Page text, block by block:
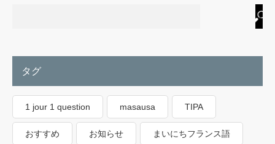
タグ
1 jour 1 question masausa TIPA
おすすめ お知らせ まいにちフランス語